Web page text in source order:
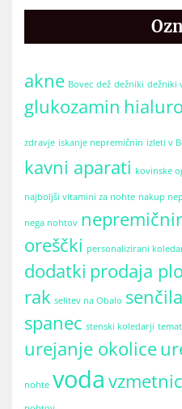
akne Bovec dež dežniki dežniki
glukozamin
zdravje iskanje nepremičnin izleti v
kavni aparati kovinske
najboljši vitamini za nohte nakup
nega nohtov
oreščki personalizirani
dodatki prodaja
rak selitev na Obalo senčila
spanec stenski koledarji
urejanje okolice
nohte voda